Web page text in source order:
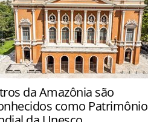
da Amazônia são
como Patrimônio